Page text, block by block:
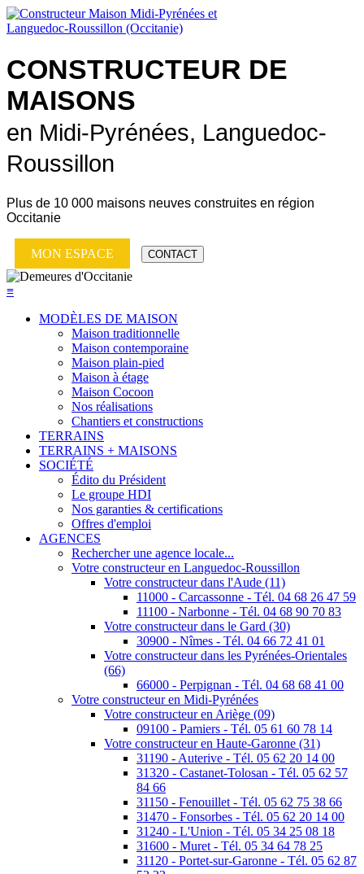
CONSTRUCTEUR DE
MAISONS
en Midi-Pyrénées, Languedoc-
Roussillon
Plus de 10 000 maisons neuves construites en région
Occitanie
MON ESPACE CONTACT
≡
MODÈLES DE MAISON
Maison traditionnelle
Maison contemporaine
Maison plain-pied
Maison à étage
Maison Cocoon
Nos réalisations
Chantiers et constructions
TERRAINS
TERRAINS + MAISONS
SOCIÉTÉ
Édito du Président
Le groupe HDI
Nos garanties & certifications
Offres d'emploi
AGENCES
Rechercher une agence locale...
Votre constructeur en Languedoc-Roussillon
Votre constructeur dans l'Aude (11)
11000 - Carcassonne - Tél. 04 68 26 47 59
11100 - Narbonne - Tél. 04 68 90 70 83
Votre constructeur dans le Gard (30)
30900 - Nîmes - Tél. 04 66 72 41 01
Votre constructeur dans les Pyrénées-Orientales
(66)
66000 - Perpignan - Tél. 04 68 68 41 00
Votre constructeur en Midi-Pyrénées
Votre constructeur en Ariège (09)
09100 - Pamiers - Tél. 05 61 60 78 14
Votre constructeur en Haute-Garonne (31)
31190 - Auterive - Tél. 05 62 20 14 00
31320 - Castanet-Tolosan - Tél. 05 62 57
84 66
31150 - Fenouillet - Tél. 05 62 75 38 66
31470 - Fonsorbes - Tél. 05 62 20 14 00
31240 - L'Union - Tél. 05 34 25 08 18
31600 - Muret - Tél. 05 34 64 78 25
31120 - Portet-sur-Garonne - Tél. 05 62 87